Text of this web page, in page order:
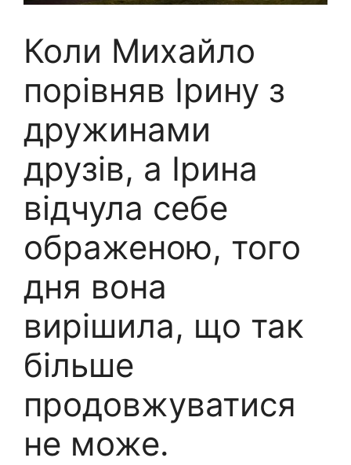
Коли Михайло
порівняв Ірину з
дружинами
друзів, а Ірина
відчула себе
ображеною, того
дня вона
вирішила, що так
більше
продовжуватися
не може.